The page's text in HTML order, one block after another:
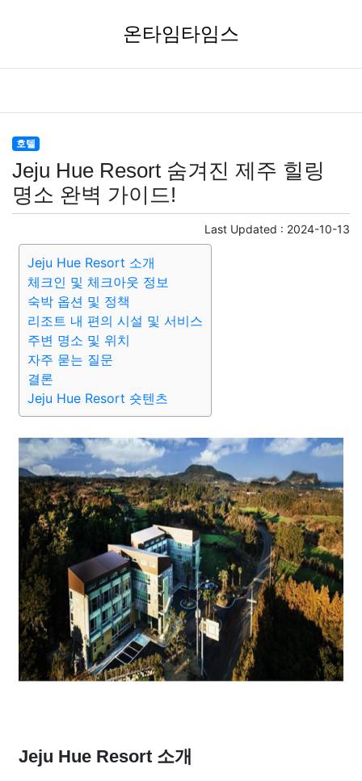
온타임타임스
호텔
Jeju Hue Resort 숨겨진 제주 힐링
명소 완벽 가이드!
Last Updated : 2024-10-13
Jeju Hue Resort 소개
체크인 및 체크아웃 정보
숙박 옵션 및 정책
리조트 내 편의 시설 및 서비스
주변 명소 및 위치
자주 묻는 질문
결론
Jeju Hue Resort 숏텐츠
Jeju Hue Resort 소개